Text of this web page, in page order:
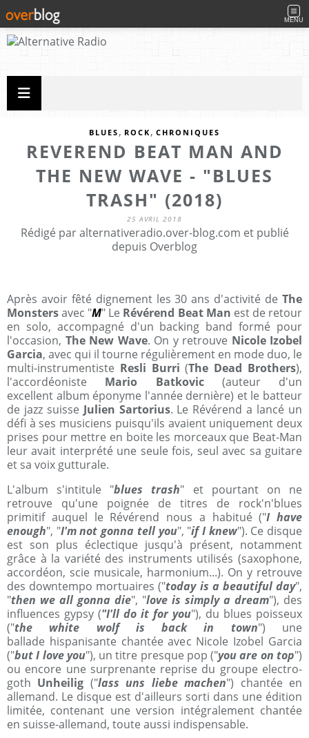
MENU
BLUES , ROCK , CHRONIQUES
REVEREND BEAT MAN AND
THE NEW WAVE - "BLUES
TRASH" (2018)
25 AVRIL 2018
Rédigé par alternativeradio.over-blog.com et publié
depuis Overblog
Après avoir fêté dignement les 30 ans d'activité de The
Monstersavec "M" Le Révérend Beat Man est de retour
en solo, accompagné d'un backing band formé pour
l'occasion, The New Wave. On y retrouve Nicole Izobel
Garcia, avec qui il tourne régulièrement en mode duo, le
multi-instrumentiste Resli Burri (The Dead Brothers),
l'accordéoniste Mario Batkovic(auteur d'un
excellent album éponyme l'année dernière) et le batteur
de jazz suisse Julien Sartorius. Le Révérend a lancé un
défi à ses musiciens puisqu'ils avaient uniquement deux
prises pour mettre en boite les morceaux que Beat-Man
leur avait interprété une seule fois, seul avec sa guitare
et sa voix gutturale.
L'album s'intitule "blues trash" et pourtant on ne
retrouve qu'une poignée de titres de rock'n'blues
primitif auquel le Révérend nous a habitué ("I have
enough", "I'm not gonna tell you", "if I knew"). Ce disque
est son plus éclectique jusqu'à présent, notamment
grâce à la variété des instruments utilisés (saxophone,
accordéon, scie musicale, harmonium...). On y retrouve
des downtempo mortuaires ("today is a beautiful day",
"then we all gonna die", "love is simply a dream"), des
influences gypsy ("I'll do it for you"), du blues poisseux
("the white wolf is back in town") une
ballade hispanisante chantée avec Nicole Izobel Garcia
("but I love you"), un titre presque pop ("you are on top")
ou encore une surprenante reprise du groupe electro-
goth Unheilig ("lass uns liebe machen") chantée en
allemand. Le disque est d'ailleurs sorti dans une édition
limitée, contenant une version intégralement chantée
en suisse-allemand, toute aussi indispensable.